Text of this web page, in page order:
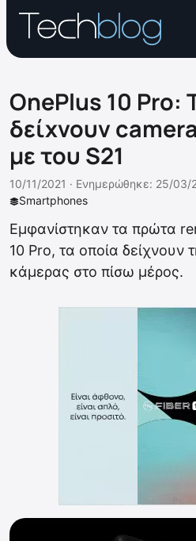
OnePlus 10 Pro:
δείχνουν
με του S21
Smartphones
10/11/2021 · Ενημερώθηκε: 25/03/
Εμφανίστηκαν τα πρώτα
10 Pro, τα οποία δείχνουν
κάμερας στο πίσω μέρος.